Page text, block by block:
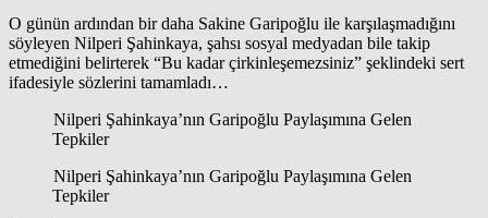
O günün ardından bir daha Sakine Garipoğlu ile karşılaşmadığını
söyleyen Nilperi Şahinkaya, şahsı sosyal medyadan bile takip
etmediğini belirterek “Bu kadar çirkinleşemezsiniz” şeklindeki sert
ifadesiyle sözlerini tamamladı…
Nilperi Şahinkaya’nın Garipoğlu Paylaşımına Gelen
Tepkiler
Nilperi Şahinkaya’nın Garipoğlu Paylaşımına Gelen
Tepkiler